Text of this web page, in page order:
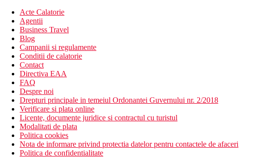
Acte Calatorie
Agentii
Business Travel
Blog
Campanii si regulamente
Conditii de calatorie
Contact
Directiva EAA
FAQ
Despre noi
Drepturi principale in temeiul Ordonantei Guvernului nr. 2/2018
Verificare si plata online
Licente, documente juridice si contractul cu turistul
Modalitati de plata
Politica cookies
Nota de informare privind protectia datelor pentru contactele de afaceri
Politica de confidentialitate